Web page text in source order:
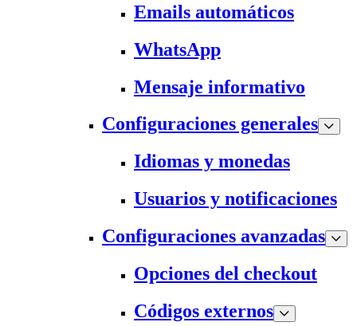
Emails automáticos
WhatsApp
Mensaje informativo
Configuraciones generales
Idiomas y monedas
Usuarios y notificaciones
Configuraciones avanzadas
Opciones del checkout
Códigos externos